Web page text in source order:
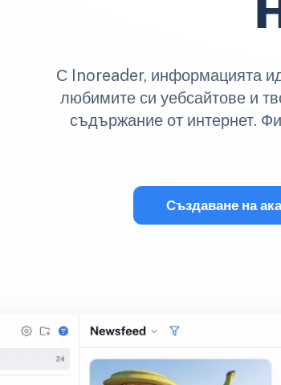
С Inoreader, информацията
любимите си уебсайтове и
съдържание от интернет.
Създаване на